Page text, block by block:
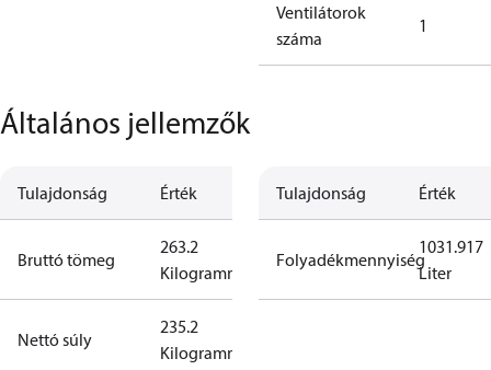
Ventilátorok
száma
1
Általános jellemzők
Tulajdonság Érték
Bruttó tömeg
263.2
Kilogramm
Nettó súly
235.2
Kilogramm
Tulajdonság Érték
Folyadékmennyiség
1031.917
Liter